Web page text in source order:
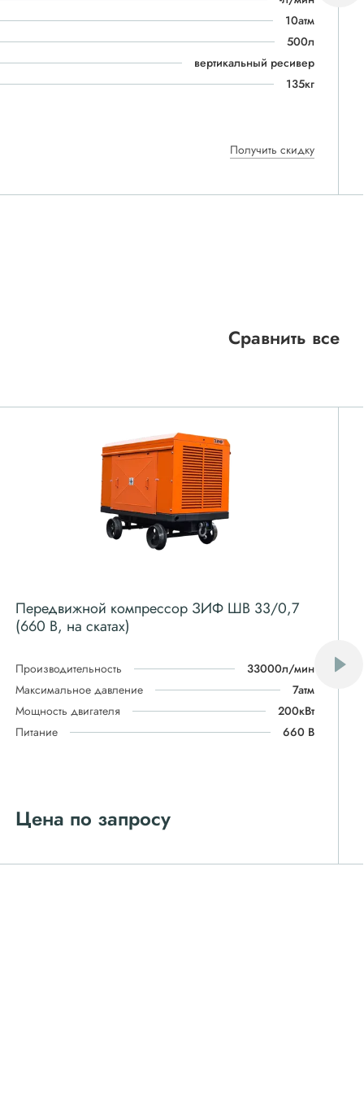
10атм
500л
вертикальный ресивер
135кг
Получить скидку
Сравнить все
Передвижной компрессор ЗИФ ШВ 33/0,7
(660 В, на скатах)
Производительность
33000л/мин
Максимальное давление
7атм
Мощность двигателя
200кВт
Питание
660 В
Цена по запросу